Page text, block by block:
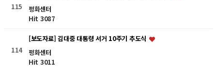
115
평화센터
Hit 3087
114
[보도자료] 김대중 대통령 서거 10주기 추도식
평화센터
Hit 3011